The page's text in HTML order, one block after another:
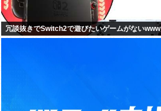
冗談抜きでSwitch2で遊びたいゲームがないwww